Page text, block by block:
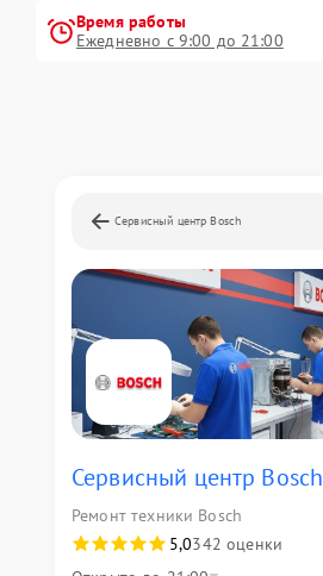
Время работы
Ежедневно с 9:00 до 21:00
Сервисный центр Bosch
Сервисный центр Bosch
Ремонт техники Bosch
5,0342 оценки